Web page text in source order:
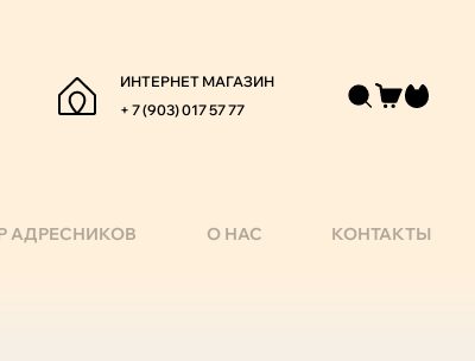
ИНТЕРНЕТ МАГАЗИН
+ 7 (903) 017 57 77
АДРЕСНИКОВ О НАС КОНТАКТЫ